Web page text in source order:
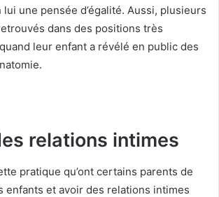
une pensée d’égalité. Aussi, plusieurs
dans des positions très
leur enfant a révélé en public des
relations intimes
pratique qu’ont certains parents de
enfants et avoir des relations intimes